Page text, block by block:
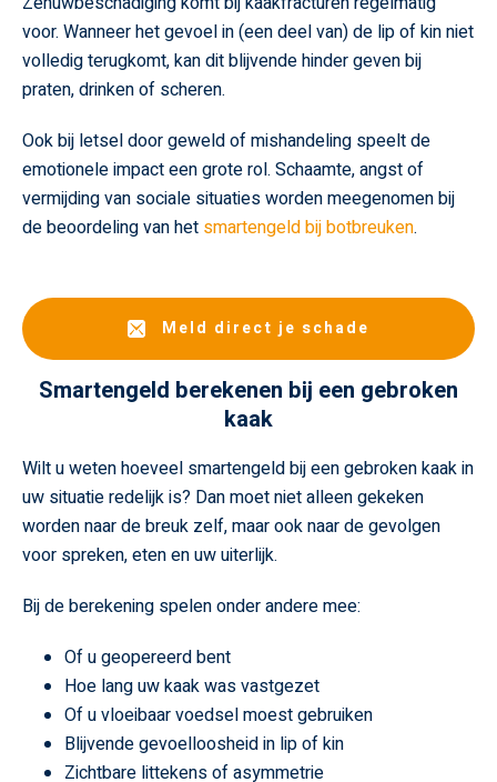
voor. Wanneer het gevoel in (een deel van) de lip of kin niet
volledig terugkomt, kan dit blijvende hinder geven bij
praten, drinken of scheren.
Ook bij letsel door geweld of mishandeling speelt de
emotionele impact een grote rol. Schaamte, angst of
vermijding van sociale situaties worden meegenomen bij
de beoordeling van het smartengeld bij botbreuken.
Meld direct je schade
Smartengeld berekenen bij een gebroken
kaak
Wilt u weten hoeveel smartengeld bij een gebroken kaak in
uw situatie redelijk is? Dan moet niet alleen gekeken
worden naar de breuk zelf, maar ook naar de gevolgen
voor spreken, eten en uw uiterlijk.
Bij de berekening spelen onder andere mee:
Of u geopereerd bent
Hoe lang uw kaak was vastgezet
Of u vloeibaar voedsel moest gebruiken
Blijvende gevoelloosheid in lip of kin
Zichtbare littekens of asymmetrie